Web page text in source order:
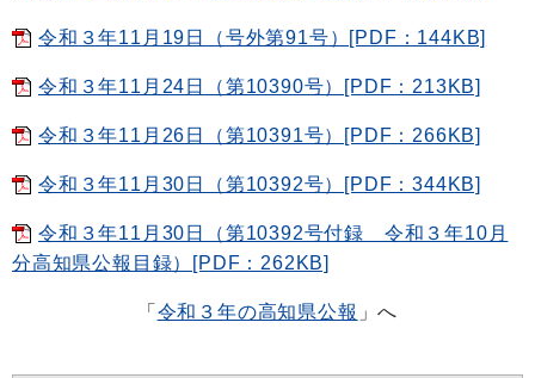
令和３年11月19日（号外第91号）[PDF：144KB]
令和３年11月24日（第10390号）[PDF：213KB]
令和３年11月26日（第10391号）[PDF：266KB]
令和３年11月30日（第10392号）[PDF：344KB]
令和３年11月30日（第10392号付録 令和３年10月
分高知県公報目録）[PDF：262KB]
「 令和３年の高知県公報 」へ